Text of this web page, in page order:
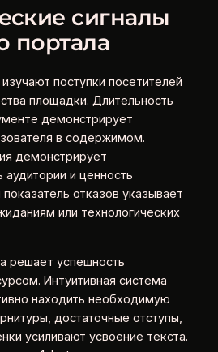
сигналы
портала
поступки посетителей
площадки. Длительность
демонстрирует
в содержимом.
демонстрирует
аудитории и ценность
отказов указывает
или технологических
решает успешность
Интуитивная система
находить необходимую
достаточные отступы,
усиливают усвоение текста.